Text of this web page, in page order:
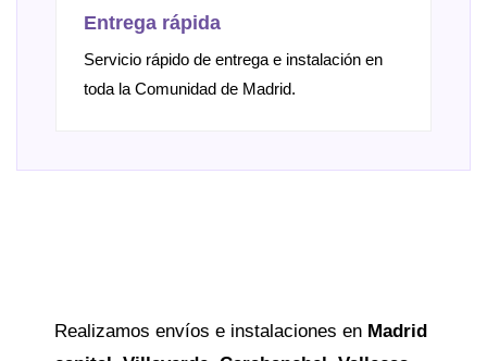
Entrega rápida
Servicio rápido de entrega e instalación en
toda la Comunidad de Madrid.
Realizamos envíos e instalaciones en Madrid